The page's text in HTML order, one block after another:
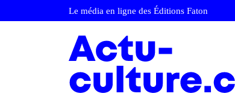
Le média en ligne des Éditions Faton